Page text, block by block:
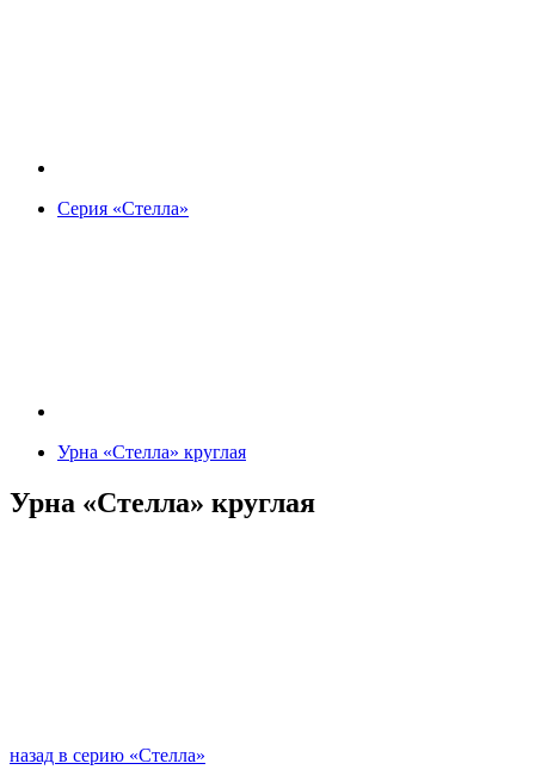
Серия «Стелла»
Урна «Стелла» круглая
Урна «Стелла» круглая
назад в серию «Стелла»